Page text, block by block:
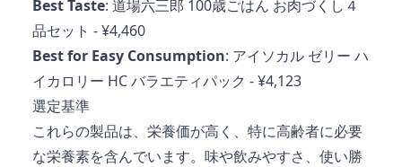
Best Taste: 道場六三郎 100歳ごはん お肉づくし４
品セット - ¥4,460
Best for Easy Consumption: アイソカル ゼリー ハ
イカロリー HC バラエティパック - ¥4,123
選定基準
これらの製品は、栄養価が高く、特に高齢者に必要
な栄養素を含んでいます。味や飲みやすさ、使い勝